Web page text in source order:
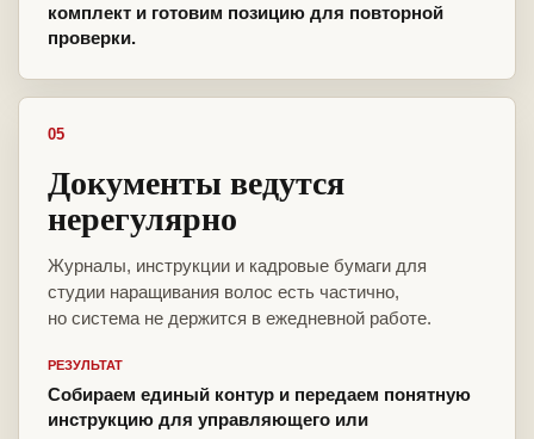
комплект и готовим позицию для повторной
проверки.
05
Документы ведутся
нерегулярно
Журналы, инструкции и кадровые бумаги для
студии наращивания волос есть частично,
но система не держится в ежедневной работе.
РЕЗУЛЬТАТ
Собираем единый контур и передаем понятную
инструкцию для управляющего или